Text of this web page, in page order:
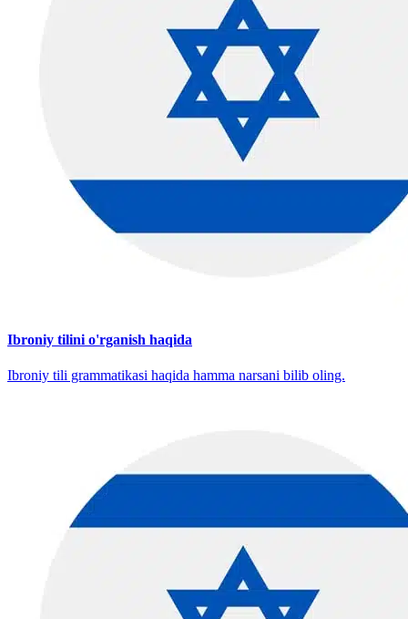
Ibroniy tilini o'rganish haqida
Ibroniy tili grammatikasi haqida hamma narsani bilib oling.